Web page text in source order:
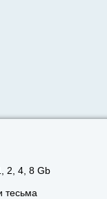
2, 4, 8 Gb
тесьма